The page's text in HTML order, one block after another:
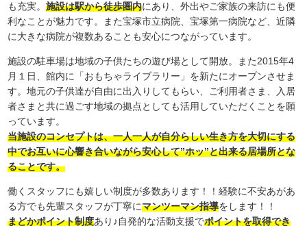
も充実。施設は駅から徒歩圏内にあり、外出やご家族の来訪にも便
利なことが魅力です。また宝塚市立病院、宝塚第一病院など、近隣
に大きな病院が複数あることも安心につながっています。
施設の駐車場は地域の子供たちの遊び場として開放。また2015年4
月１日、館内に「おもちゃライブラリー」を新たにオープンさせま
す。地元の子供達が自由に出入りしてもらい、ご利用者さま、入居
者さまと共に過ごす地域の拠点としても活用していただくことを願
っています。
当施設のコンセプトは、一人一人が自分らしい生き方を大切にする
中でお互いに心響き合いながら安心して”ホッ”と出来る居場所とな
ることです。
働くスタッフにも嬉しい制度が多数あります！！経験に不安あがあ
る方でも先輩スタッフが丁寧にマンツーマン指導をします！！
まどかポイント制度あり♪自発的な活動支援でポイントを取得でき